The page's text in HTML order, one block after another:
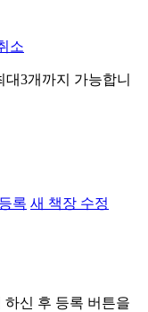
소
3개까지 가능합니
록 새 책장 수정
하신 후 등록 버튼을